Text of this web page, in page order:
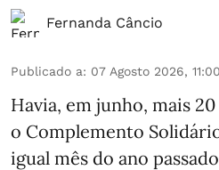
Fernanda Câncio
Publicado a: 07 Agosto 2026, 11:00
Havia, em junho, mais
o Complemento
igual mês do ano